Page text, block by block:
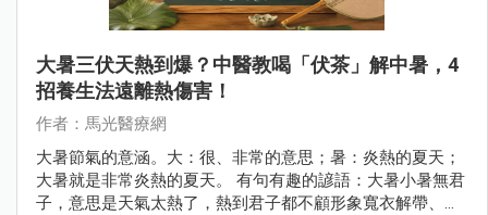
大暑三伏天熱到爆？中醫教喝「伏茶」解中暑，4
招養生法遠離熱傷害！
作者：馬光醫療網
大暑節氣的意涵。大：很、非常的意思；暑：炎熱的夏天；
大暑就是非常炎熱的夏天。 有句有趣的諺語：大暑小暑無君
子，意思是天氣太熱了，熱到君子都不顧形象寬衣解帶、袒